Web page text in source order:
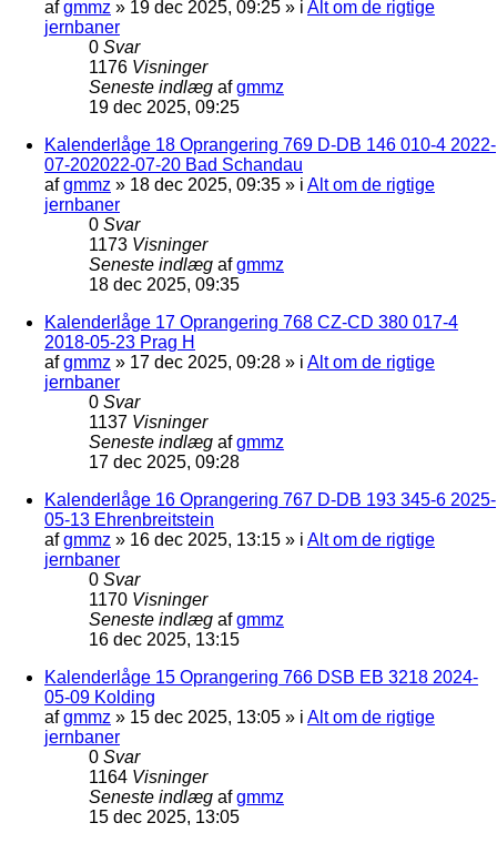
afgmmz » 19 dec 2025, 09:25 » i Alt om de rigtige
jernbaner
0 Svar
1176 Visninger
Seneste indlæg afgmmz
19 dec 2025, 09:25
Kalenderlåge 18 Oprangering 769 D-DB 146 010-4 2022-
07-202022-07-20 Bad Schandau
afgmmz » 18 dec 2025, 09:35 » i Alt om de rigtige
jernbaner
0 Svar
1173 Visninger
Seneste indlæg afgmmz
18 dec 2025, 09:35
Kalenderlåge 17 Oprangering 768 CZ-CD 380 017-4
2018-05-23 Prag H
afgmmz » 17 dec 2025, 09:28 » i Alt om de rigtige
jernbaner
0 Svar
1137 Visninger
Seneste indlæg afgmmz
17 dec 2025, 09:28
Kalenderlåge 16 Oprangering 767 D-DB 193 345-6 2025-
05-13 Ehrenbreitstein
afgmmz » 16 dec 2025, 13:15 » i Alt om de rigtige
jernbaner
0 Svar
1170 Visninger
Seneste indlæg afgmmz
16 dec 2025, 13:15
Kalenderlåge 15 Oprangering 766 DSB EB 3218 2024-
05-09 Kolding
afgmmz » 15 dec 2025, 13:05 » i Alt om de rigtige
jernbaner
0 Svar
1164 Visninger
Seneste indlæg afgmmz
15 dec 2025, 13:05